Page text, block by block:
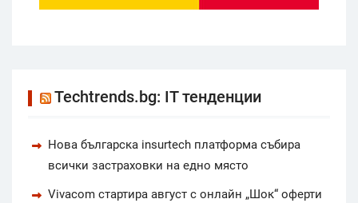
Techtrends.bg: IT тенденции
Нова българска insurtech платформа събира
всички застраховки на едно място
Vivacom стартира август с онлайн „Шок“ оферти